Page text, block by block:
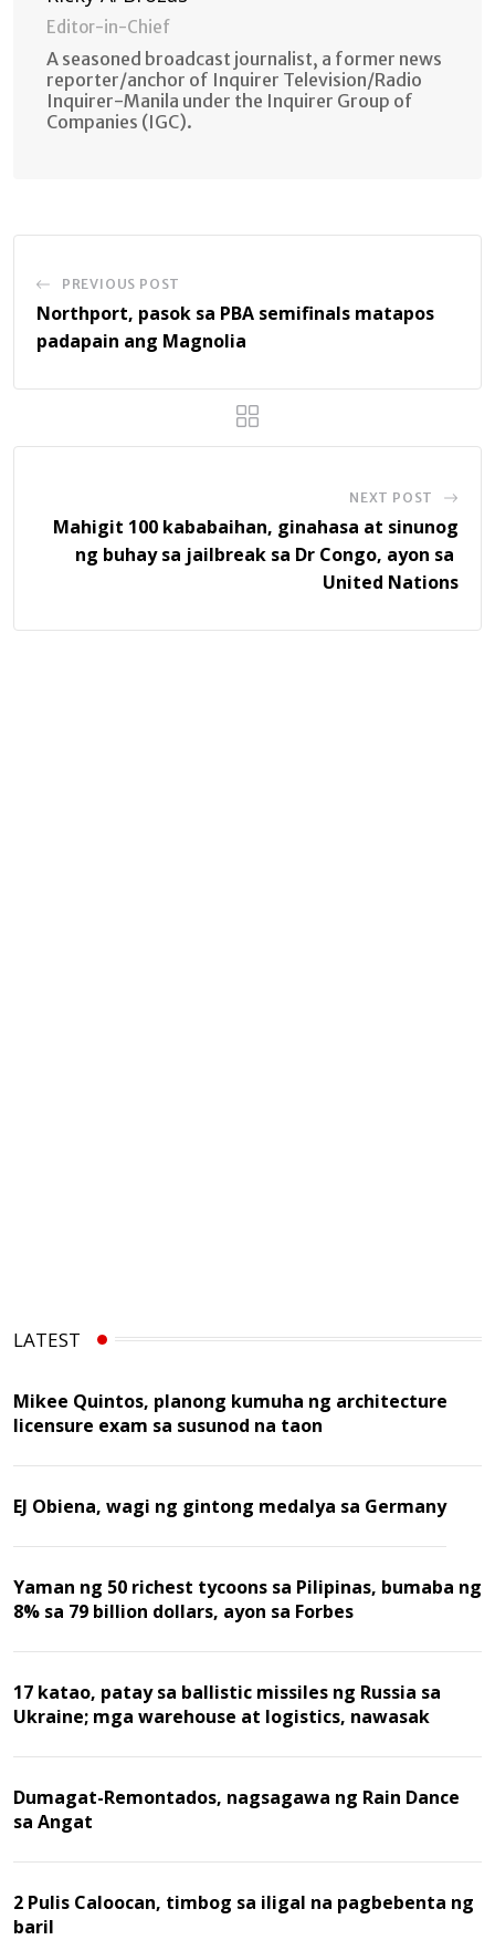
Editor-in-Chief
A seasoned broadcast journalist, a former news
reporter/anchor of Inquirer Television/Radio
Inquirer-Manila under the Inquirer Group of
Companies (IGC).
PREVIOUS POST
Northport, pasok sa PBA semifinals matapos
padapain ang Magnolia
NEXT POST
Mahigit 100 kababaihan, ginahasa at sinunog
ng buhay sa jailbreak sa Dr Congo, ayon sa
United Nations
LATEST
Mikee Quintos, planong kumuha ng architecture
licensure exam sa susunod na taon
EJ Obiena, wagi ng gintong medalya sa Germany
Yaman ng 50 richest tycoons sa Pilipinas, bumaba ng
8% sa 79 billion dollars, ayon sa Forbes
17 katao, patay sa ballistic missiles ng Russia sa
Ukraine; mga warehouse at logistics, nawasak
Dumagat-Remontados, nagsagawa ng Rain Dance
sa Angat
2 Pulis Caloocan, timbog sa iligal na pagbebenta ng
baril